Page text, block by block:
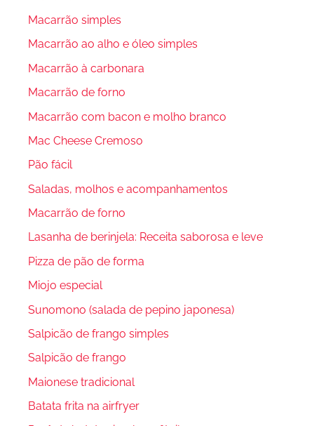
Macarrão simples
Macarrão ao alho e óleo simples
Macarrão à carbonara
Macarrão de forno
Macarrão com bacon e molho branco
Mac Cheese Cremoso
Pão fácil
Saladas, molhos e acompanhamentos
Macarrão de forno
Lasanha de berinjela: Receita saborosa e leve
Pizza de pão de forma
Miojo especial
Sunomono (salada de pepino japonesa)
Salpicão de frango simples
Salpicão de frango
Maionese tradicional
Batata frita na airfryer